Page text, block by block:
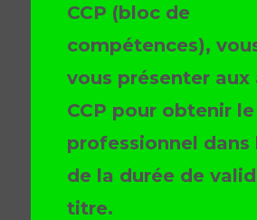
CCP (bloc de
compétences),
vous présenter aux
CCP pour obtenir
professionnel
de la durée de
titre.